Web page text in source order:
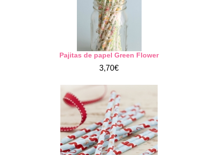
Pajitas de papel Green Flower
3,70€